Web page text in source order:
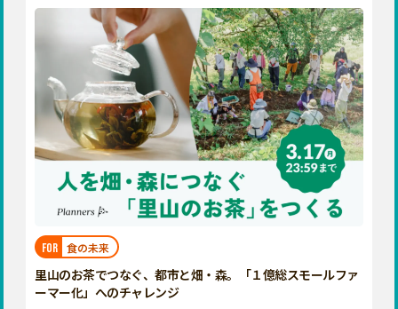
沖縄
FOR 食の未来
里山のお茶でつなぐ、都市と畑・森。「１億総スモールファ
ーマー化」へのチャレンジ